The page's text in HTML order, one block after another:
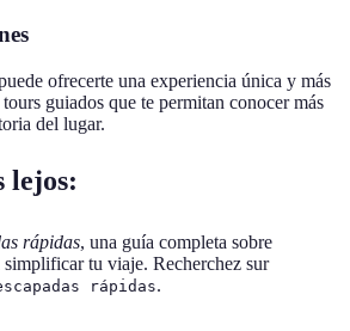
ofrecerte una experiencia única y más
guiados que te permitan conocer más
del lugar.
lejos:
rápidas, una guía completa sobre
simplificar tu viaje. Recherchez sur
rápidas.